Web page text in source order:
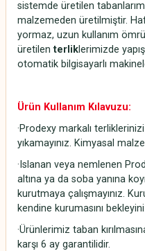
sistemde üretilen
malzemeden üretilmiştir. Hafif
yormaz, uzun kullanım
üretilenterliklerimizde
otomatik bilgisayarlı
Ürün Kullanım Kılavuzu:
·Prodexy markalı
yıkamayınız. Kimyasal
·Islanan veya nemlenen
altına ya da soba yanına
kurutmaya çalışmayınız.
kendine kurumasını
·Ürünlerimiz taban
karşı 6 ay garantilidir.